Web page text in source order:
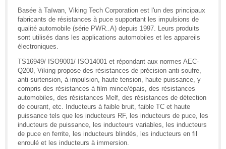
Basée à Taïwan, Viking Tech Corporation est l'un des principaux
fabricants de résistances à puce supportant les impulsions de
qualité automobile (série PWR..A) depuis 1997. Leurs produits
sont utilisés dans les applications automobiles et les appareils
électroniques.
TS16949/ ISO9001/ ISO14001 et répondant aux normes AEC-
Q200, Viking propose des résistances de précision anti-soufre,
anti-surtension, à impulsion, haute tension, haute puissance, y
compris des résistances à film mince/épais, des résistances
automobiles, des résistances Melf, des résistances de détection
de courant, etc. Inducteurs à faible bruit, faible TC et haute
puissance tels que les inducteurs RF, les inducteurs de puce, les
inducteurs de puissance, les inducteurs variables, les inducteurs
de puce en ferrite, les inducteurs blindés, les inducteurs en fil
enroulé et les inducteurs à immersion.